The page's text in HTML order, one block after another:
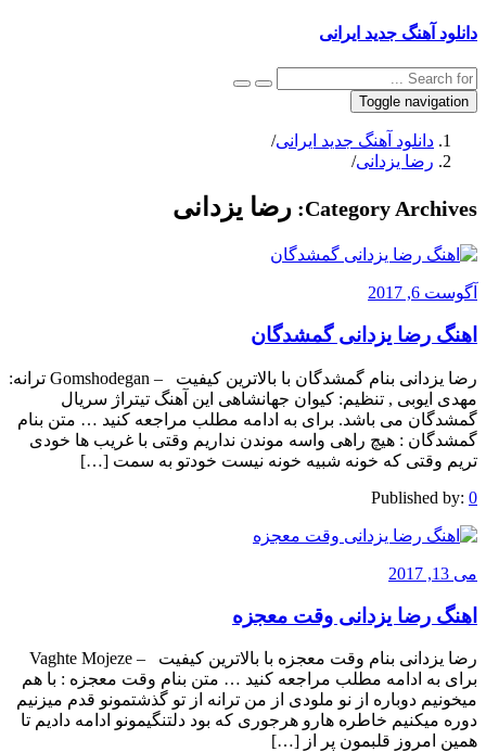
دانلود آهنگ جدید ایرانی
Toggle navigation
دانلود آهنگ جدید ایرانی/
رضا یزدانی/
Category Archives: رضا یزدانی
آگوست 6, 2017
اهنگ رضا یزدانی گمشدگان
رضا یزدانی بنام گمشدگان با بالاترین کیفیت – Gomshodegan ترانه:
مهدی ایوبی , تنظیم: کیوان جهانشاهی این آهنگ تیتراژ سریال
گمشدگان می باشد. برای به ادامه مطلب مراجعه کنید … متن بنام
گمشدگان : هیچ راهی واسه موندن نداریم وقتی با غریب ها خودی
تریم وقتی که خونه شبیه خونه نیست خودتو به سمت […]
Published by: 0
می 13, 2017
اهنگ رضا یزدانی وقت معجزه
رضا یزدانی بنام وقت معجزه با بالاترین کیفیت – Vaghte Mojeze
برای به ادامه مطلب مراجعه کنید … متن بنام وقت معجزه : با هم
میخونیم دوباره از نو ملودی از من ترانه از تو گذشتمونو قدم میزنیم
دوره میکنیم خاطره هارو هرجوری که بود دلتنگیمونو ادامه دادیم تا
همین امروز قلبمون پر از […]